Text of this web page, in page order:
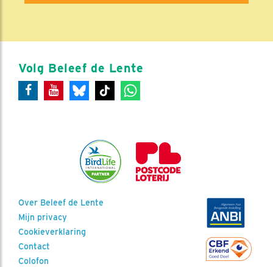
Volg Beleef de Lente
Over Beleef de Lente
Mijn privacy
Cookieverklaring
Contact
Colofon